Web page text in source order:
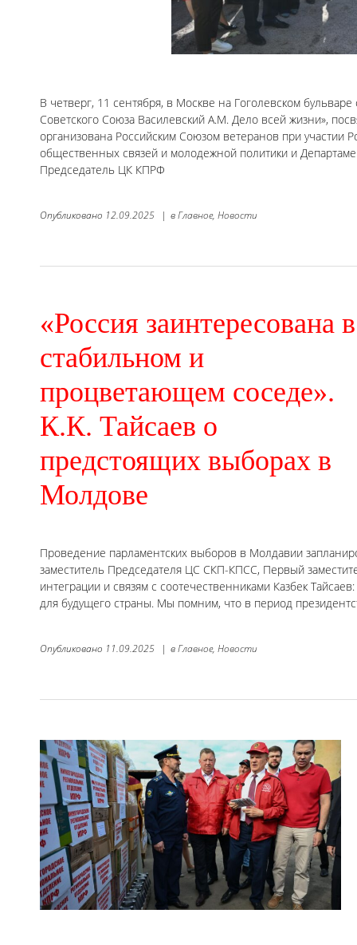
В четверг, 11 сентября, в Москве на Гоголевском
Советского Союза Василевский А.М. Дело всей жизни»,
организована Российским Союзом ветеранов при участии
общественных связей и молодежной политики и
Председатель ЦК КПРФ
Опубликовано 12.09.2025 | вГлавное, Новости
«Россия заинтересована в
стабильном и
процветающем соседе».
К.К. Тайсаев о
предстоящих выборах в
Молдове
Проведение парламентских выборов в Молдавии
заместитель Председателя ЦС СКП-КПСС, Первый
интеграции и связям с соотечественниками Казбек
для будущего страны. Мы помним, что в период
Опубликовано 11.09.2025 | вГлавное, Новости